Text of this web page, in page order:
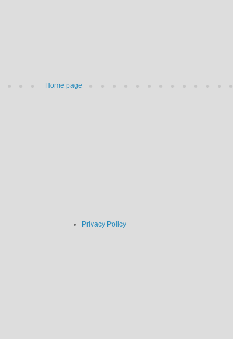
Home page
Privacy Policy